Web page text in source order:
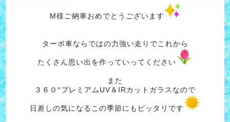
M様ご納車おめでとうございます
ターボ車ならではの力強い走りでこれから
たくさん思い出を作っていってください
また
３６０°プレミアムUV＆IRカットガラスなので
日差しの気になるこの季節にもピッタリです